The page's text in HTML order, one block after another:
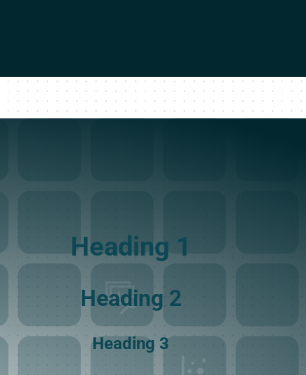
Heading 1
Heading 2
Heading 3